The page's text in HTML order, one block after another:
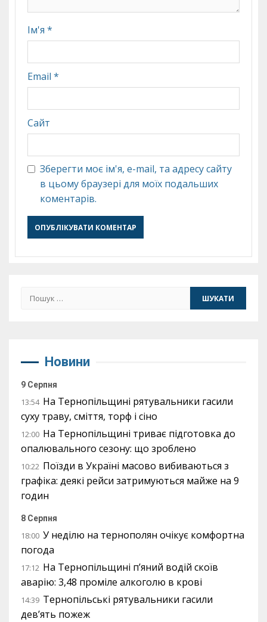
Ім'я *
Email *
Сайт
Зберегти моє ім'я, e-mail, та адресу сайту
в цьому браузері для моїх подальших
коментарів.
Пошук:
Новини
9 Серпня
13:54 На Тернопільщині рятувальники гасили
суху траву, сміття, торф і сіно
12:00 На Тернопільщині триває підготовка до
опалювального сезону: що зроблено
10:22 Поїзди в Україні масово вибиваються з
графіка: деякі рейси затримуються майже на 9
годин
8 Серпня
18:00 У неділю на тернополян очікує комфортна
погода
17:12 На Тернопільщині п’яний водій скоїв
аварію: 3,48 проміле алкоголю в крові
14:39 Тернопільські рятувальники гасили
дев’ять пожеж